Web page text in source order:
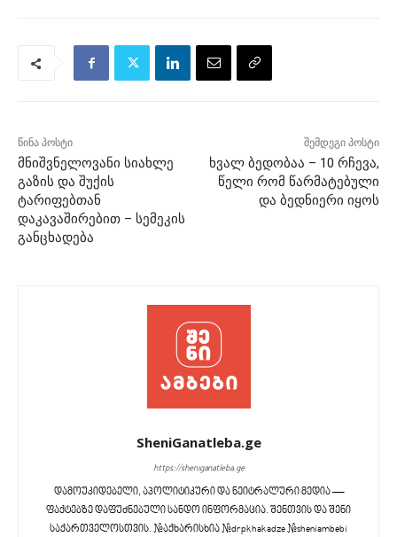
წინა პოსტი
მნიშვნელოვანი სიახლე
გაზის და შუქის
ტარიფებთან
დაკავაშირებით – სემეკის
განცხადება
შემდეგი პოსტი
ხვალ ბედობაა – 10 რჩევა,
წელი რომ წარმატებული
და ბედნიერი იყოს
SheniGanatleba.ge
https://sheniganatleba.ge
დამოუკიდებელი, აპოლიტიკური და ნეიტრალური მედია —
ფაქტებზე დაფუძნებული სანდო ინფორმაცია. შენთვის და შენი
საქართველოსთვის. #აქხარისხია #drpkhakadze #sheniambebi